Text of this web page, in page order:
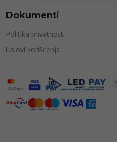
Dokumenti
Politika privatnosti
Uslovi korišćenja